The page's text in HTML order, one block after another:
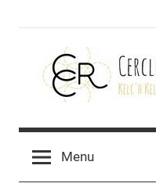
Cercle
celtique
Menu